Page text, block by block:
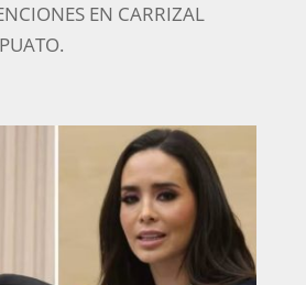
EN CARRIZAL